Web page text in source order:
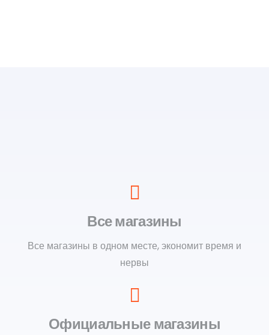
Все магазины
Все магазины в одном месте, экономит время и
нервы
Официальные магазины